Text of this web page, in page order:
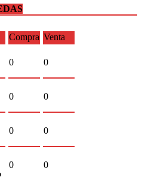
Compra Venta
0 0
0 0
0 0
0 0